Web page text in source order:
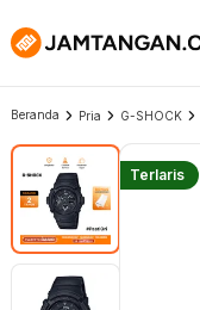
Beranda Pria G-SHOCK
Terlaris